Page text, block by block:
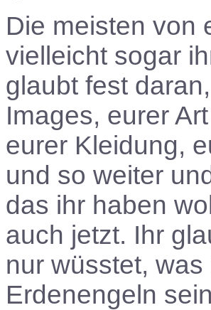
Die meisten von
vielleicht sogar
glaubt fest
Images, eurer
eurer Kleidung,
und so weiter
das ihr haben
auch jetzt. Ihr
nur wüsstet,
Erdenengeln